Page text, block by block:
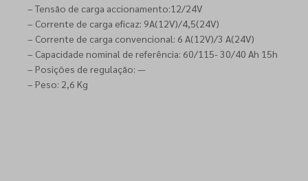
– Tensão de carga accionamento:12/24V
– Corrente de carga eficaz: 9A(12V)/4,5(24V)
– Corrente de carga convencional: 6 A(12V)/3 A(24V)
– Capacidade nominal de referência: 60/115- 30/40 Ah 15h
– Posições de regulação: —
– Peso: 2,6 Kg